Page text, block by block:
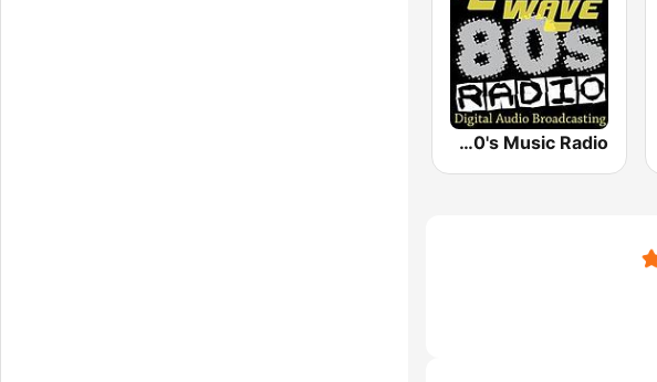
New Wave 80's Music Radio